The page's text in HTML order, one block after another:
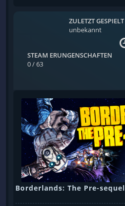
ZULETZT GESPIELT
unbekannt
STEAM ERUNGENSCHAFTEN
0 / 63
Borderlands: The Pre-sequel